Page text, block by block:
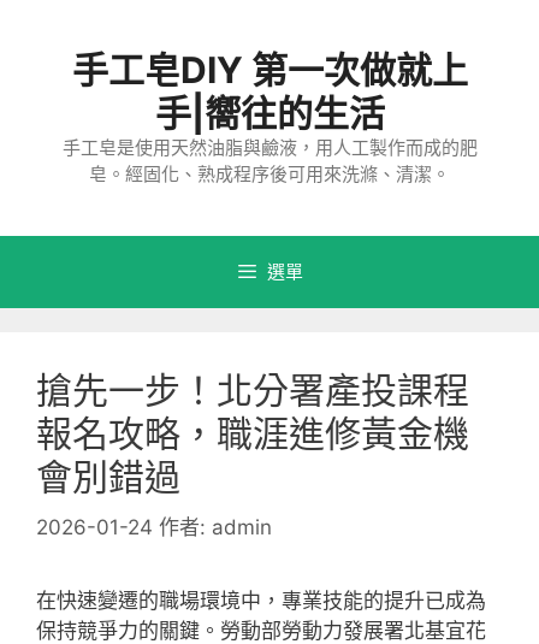
手工皂DIY 第一次做就上
手|嚮往的生活
手工皂是使用天然油脂與鹼液，用人工製作而成的肥
皂。經固化、熟成程序後可用來洗滌、清潔。
選單
搶先一步！北分署產投課程
報名攻略，職涯進修黃金機
會別錯過
2026-01-24 作者: admin
在快速變遷的職場環境中，專業技能的提升已成為
保持競爭力的關鍵。勞動部勞動力發展署北基宜花